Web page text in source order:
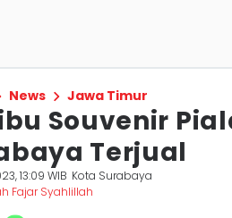
News Jawa Timur
Souvenir
Terjual
13:09 WIB Kota Surabaya
Fajar Syahlillah